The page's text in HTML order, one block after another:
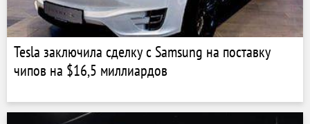
Tesla заключила сделку с Samsung на поставку
чипов на $16,5 миллиардов